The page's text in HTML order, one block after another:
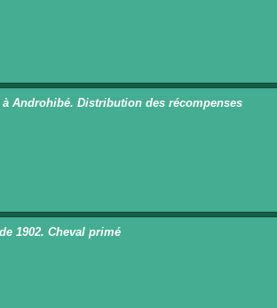
à Androhibé. Distribution des récompenses
1902. Cheval primé